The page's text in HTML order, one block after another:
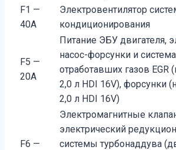
F1 —
40А
Электровентилятор
кондиционирования
F5 —
20А
Питание ЭБУ двигателя,
насос-форсунки и
отработавших газов EGR
2,0 л HDI 16V), форсунки
2,0 л HDI 16V)
F6 —
Электромагнитные
электрический
системы турбонадду­ва